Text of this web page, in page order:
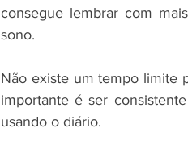
consegue lembrar com
sono.
Não existe um tempo limite
importante é ser
usando o diário.